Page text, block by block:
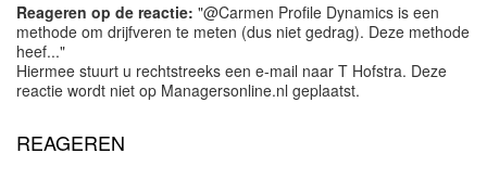
Reageren op de reactie: "@Carmen Profile Dynamics is een
methode om drijfveren te meten (dus niet gedrag). Deze methode
heef..."
Hiermee stuurt u rechtstreeks een e-mail naar T Hofstra. Deze
reactie wordt niet op Managersonline.nl geplaatst.
REAGEREN